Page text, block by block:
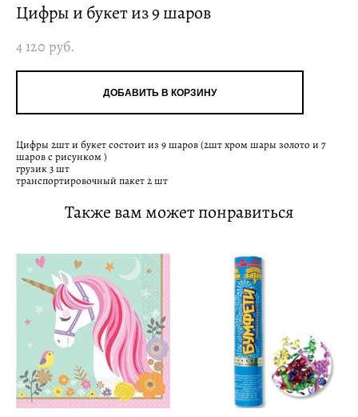
Цифры и букет из 9 шаров
4 120 pуб.
ДОБАВИТЬ В КОРЗИНУ
Цифры 2шт и букет состоит из 9 шаров (2шт хром шары золото и 7
шаров с рисунком )
грузик 3 шт
транспортировочный пакет 2 шт
Также вам может понравиться